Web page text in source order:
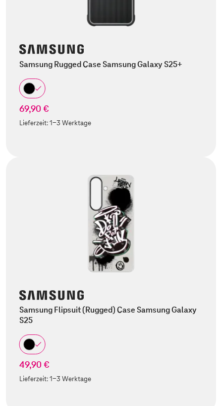
Samsung Rugged Case Samsung Galaxy S25+
69,90 €
Lieferzeit:1-3 Werktage
Samsung Flipsuit (Rugged) Case Samsung Galaxy
S25
49,90 €
Lieferzeit:1-3 Werktage